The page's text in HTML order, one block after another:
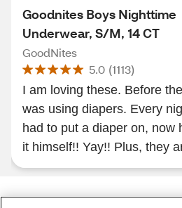
Goodnites Boys Nighttime
Underwear, S/M, 14 CT
GoodNites
5.0 (1113)
I am loving these. Before
was using diapers. Every
had to put a diaper on, now
it himself!! Yay!! Plus, they